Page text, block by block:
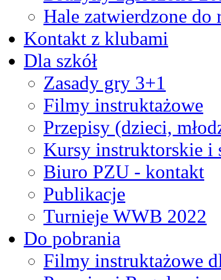
Hale zatwierdzone
Kontakt z klubami
Dla szkół
Zasady gry 3+1
Filmy instruktażowe
Przepisy (dzieci,
Kursy instruktorskie i
Biuro PZU - kontakt
Publikacje
Turnieje WWB 2022
Do pobrania
Filmy instruktażowe